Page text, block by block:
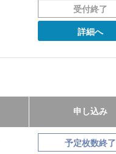
受付終了
詳細へ
申し込み
予定枚数終了